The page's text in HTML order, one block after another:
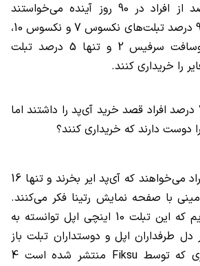
در این بررسی 9 درصد از افراد در 90 روز آینده می‌خواستند
تبلت‌های سامسونگ، 9 درصد تبلت‌های نکسوس 7 و نکسوس 10،
8 درصد تبلت مایکروسافت سرفیس 2 و تنها 5 درصد تبلت
را خریداری کنند.
همانطور که گفتیم 72 درصد افراد قصد خرید آی‌پد را داشتند اما
دوست دارند که خریداری کنند؟
در حدود 55 درصد افراد می‌خواهند که آی‌پد ایر بخرند و تنها 16
با صفحه نمایش رتینا فکر می‌کنند.
بنابراین نتیجه می‌گیریم که این تبلت 10 اینچی اپل توانسته به
طرفداران اپل و دوستداران تبلت باز
که توسطFiksu
منتشر شده است 4